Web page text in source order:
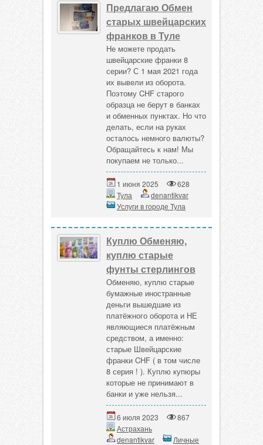
Предлагаю Обмен
старых швейцарских
франков в Туле
Не можете продать
швейцарские франки 8
серии? С 1 мая 2021 года
их вывели из оборота.
Поэтому CHF старого
образца не берут в банках
и обменных пунктах. Но что
делать, если на руках
осталось немного валюты?
Обращайтесь к нам! Мы
покупаем не только...
1 июня 2025
628
Тула
denantikvar
Услуги в городе Тула
Куплю Обменяю,
куплю старые
фунты стерлингов
Обменяю, куплю старые
бумажные иностранные
деньги вышедшие из
платёжного оборота и НЕ
являющиеся платёжным
средством, а именно:
старые Швейцарские
франки CHF ( в том числе
8 серия ! ). Куплю купюры
которые не принимают в
банки и уже нельзя...
6 июля 2023
867
Астрахань
denantikvar
Личные